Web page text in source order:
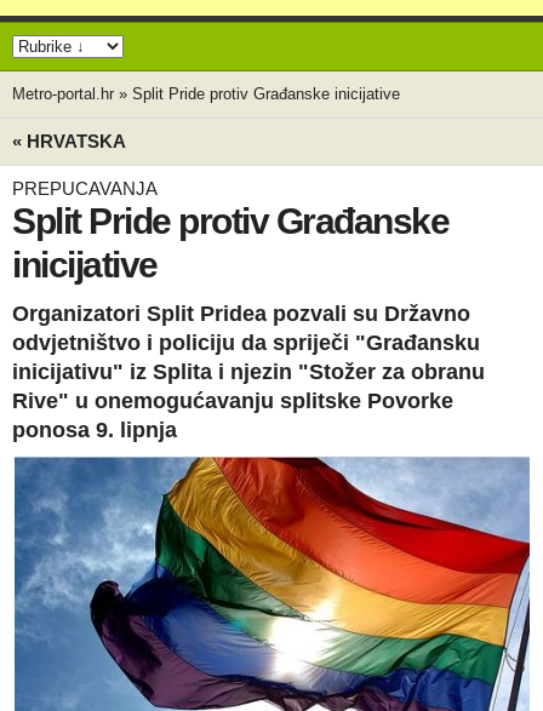
Metro-portal.hr » Split Pride protiv Građanske inicijative
« HRVATSKA
PREPUCAVANJA
Split Pride protiv Građanske
inicijative
Organizatori Split Pridea pozvali su Državno
odvjetništvo i policiju da spriječi "Građansku
inicijativu" iz Splita i njezin "Stožer za obranu
Rive" u onemogućavanju splitske Povorke
ponosa 9. lipnja